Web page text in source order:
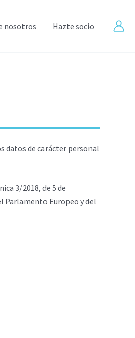
nosotros Hazte socio
datos de carácter personal
3/2018, de 5 de
Parlamento Europeo y del